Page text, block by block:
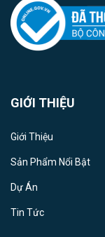
GIỚI THIỆU
Giới Thiệu
Sản Phẩm Nổi Bật
Dự Án
Tin Tức